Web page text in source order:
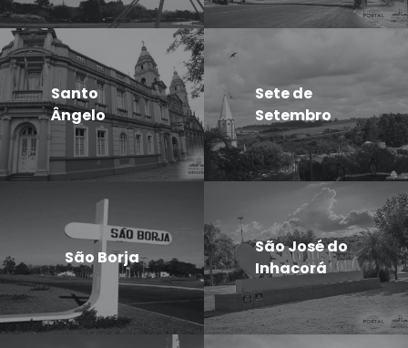
Santo
Ângelo
Sete de
Setembro
São Borja
São José do
Inhacorá